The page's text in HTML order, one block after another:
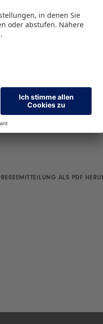
vor 50 Jahren und
David Castillo reist
Innovationen und
Namen „The Red
nun dieses
zu den
ALS PDF